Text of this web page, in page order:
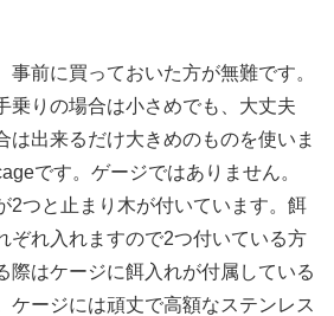
事前に買っておいた方が無難です。
乗りの場合は小さめでも、大丈夫
は出来るだけ大きめのものを使いま
です。ゲージではありません。
2つと止まり木が付いています。餌
ぞれ入れますので2つ付いている方
際はケージに餌入れが付属している
ケージには頑丈で高額なステンレス